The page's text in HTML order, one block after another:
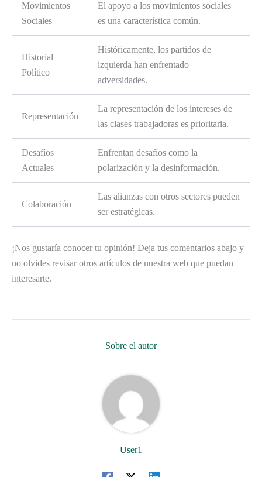
Movimientos
Sociales
El apoyo a los movimientos sociales
es una característica común.
Historial
Político
Históricamente, los partidos de
izquierda han enfrentado
adversidades.
Representación
La representación de los intereses de
las clases trabajadoras es prioritaria.
Desafíos
Actuales
Enfrentan desafíos como la
polarización y la desinformación.
Colaboración
Las alianzas con otros sectores pueden
ser estratégicas.
¡Nos gustaría conocer tu opinión! Deja tus comentarios abajo y
no olvides revisar otros artículos de nuestra web que puedan
interesarte.
Sobre el autor
User1